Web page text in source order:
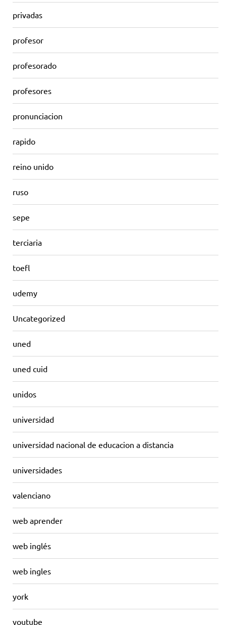
privadas
profesor
profesorado
profesores
pronunciacion
rapido
reino unido
ruso
sepe
terciaria
toefl
udemy
Uncategorized
uned
uned cuid
unidos
universidad
universidad nacional de educacion a distancia
universidades
valenciano
web aprender
web inglés
web ingles
york
youtube